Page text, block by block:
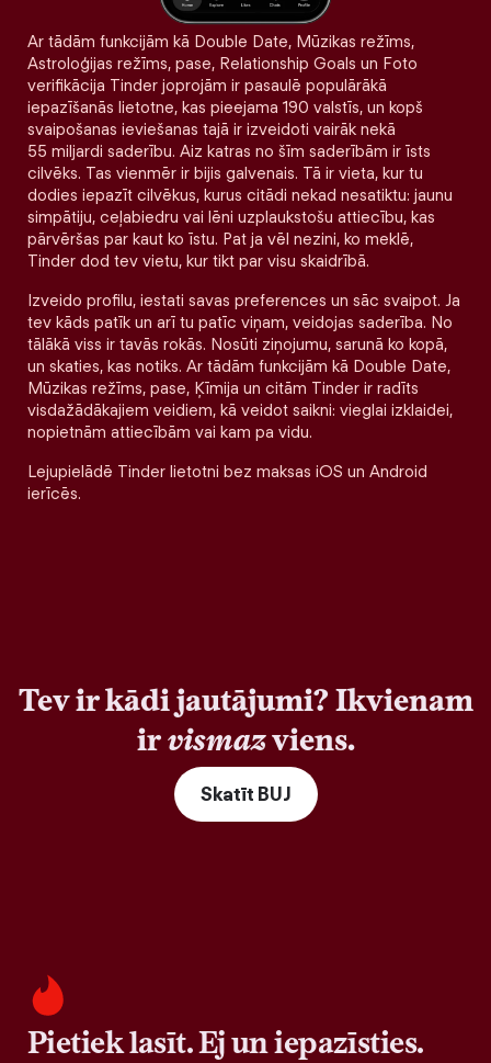
Ar tādām funkcijām kā Double Date, Mūzikas režīms,
Astroloģijas režīms, pase, Relationship Goals un Foto
verifikācija Tinder joprojām ir pasaulē populārākā
iepazīšanās lietotne, kas pieejama 190 valstīs, un kopš
svaipošanas ieviešanas tajā ir izveidoti vairāk nekā
55 miljardi saderību. Aiz katras no šīm saderībām ir īsts
cilvēks. Tas vienmēr ir bijis galvenais. Tā ir vieta, kur tu
dodies iepazīt cilvēkus, kurus citādi nekad nesatiktu: jaunu
simpātiju, ceļabiedru vai lēni uzplaukstošu attiecību, kas
pārvēršas par kaut ko īstu. Pat ja vēl nezini, ko meklē,
Tinder dod tev vietu, kur tikt par visu skaidrībā.
Izveido profilu, iestati savas preferences un sāc svaipot. Ja
tev kāds patīk un arī tu patīc viņam, veidojas saderība. No
tālākā viss ir tavās rokās. Nosūti ziņojumu, sarunā ko kopā,
un skaties, kas notiks. Ar tādām funkcijām kā Double Date,
Mūzikas režīms, pase, Ķīmija un citām Tinder ir radīts
visdažādākajiem veidiem, kā veidot saikni: vieglai izklaidei,
nopietnām attiecībām vai kam pa vidu.
Lejupielādē Tinder lietotni bez maksas iOS un Android
ierīcēs.
Tev ir kādi jautājumi? Ikvienam
irvismazviens.
Skatīt BUJ
Pietiek lasīt. Ej un iepazīsties.